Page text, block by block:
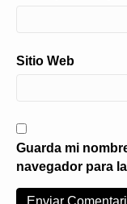
Sitio Web
Guarda mi
navegador para